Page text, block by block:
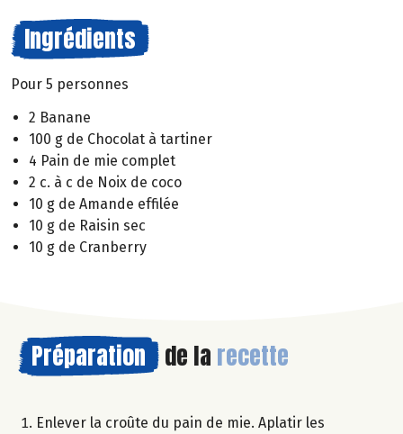
Ingrédients
Pour 5 personnes
2 Banane
100 g de Chocolat à tartiner
4 Pain de mie complet
2 c. à c de Noix de coco
10 g de Amande effilée
10 g de Raisin sec
10 g de Cranberry
Préparation de la recette
Enlever la croûte du pain de mie. Aplatir les